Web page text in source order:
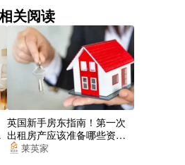
关阅读
英国新手房东指南！第一次
出租房产应该准备哪些资
料？莱英家